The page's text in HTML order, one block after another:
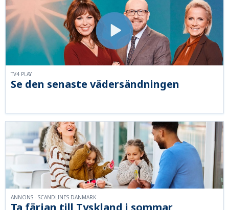
Se den senaste vädersändningen
TV4 PLAY
ANNONS - SCANDLINES DANMARK